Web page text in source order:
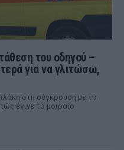
του οδηγού –
για να γλιτώσω,
στη σύγκρουση με το
έγινε το μοιραίο